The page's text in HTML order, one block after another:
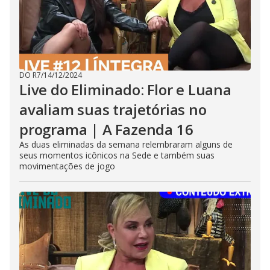
DO R7/14/12/2024
Live do Eliminado: Flor e Luana
avaliam suas trajetórias no
programa | A Fazenda 16
As duas eliminadas da semana relembraram alguns de
seus momentos icônicos na Sede e também suas
movimentações de jogo